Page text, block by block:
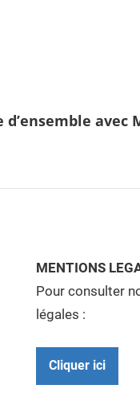
d’ensemble avec
MENTIONS
Pour consulter
légales :
Cliquer ici